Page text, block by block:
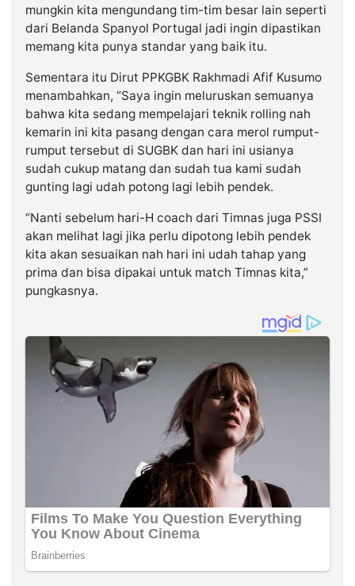
mungkin kita mengundang tim-tim besar lain seperti
dari Belanda Spanyol Portugal jadi ingin dipastikan
memang kita punya standar yang baik itu.
Sementara itu Dirut PPKGBK Rakhmadi Afif Kusumo
menambahkan, “Saya ingin meluruskan semuanya
bahwa kita sedang mempelajari teknik rolling nah
kemarin ini kita pasang dengan cara merol rumput-
rumput tersebut di SUGBK dan hari ini usianya
sudah cukup matang dan sudah tua kami sudah
gunting lagi udah potong lagi lebih pendek.
“Nanti sebelum hari-H coach dari Timnas juga PSSI
akan melihat lagi jika perlu dipotong lebih pendek
kita akan sesuaikan nah hari ini udah tahap yang
prima dan bisa dipakai untuk match Timnas kita,”
pungkasnya.